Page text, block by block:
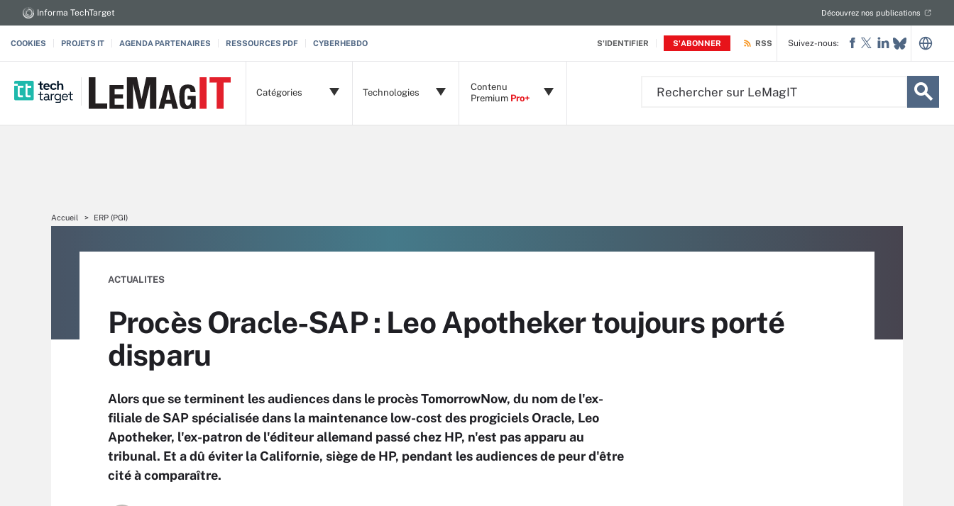
S'IDENTIFIER S'ABONNER
Informa TechTarget Découvrez nos publications
COOKIES PROJETS IT AGENDA PARTENAIRES RESSOURCES PDF CYBERHEBDO RSS
Catégories Technologies
Contenu
Premium Pro+
Suivez-nous:
Accueil ERP (PGI)
ACTUALITES
Procès Oracle-SAP : Leo Apotheker toujours porté
disparu
Alors que se terminent les audiences dans le procès TomorrowNow, du nom de l'ex-
filiale de SAP spécialisée dans la maintenance low-cost des progiciels Oracle, Leo
Apotheker, l'ex-patron de l'éditeur allemand passé chez HP, n'est pas apparu au
tribunal. Et a dû éviter la Californie, siège de HP, pendant les audiences de peur d'être
cité à comparaître.